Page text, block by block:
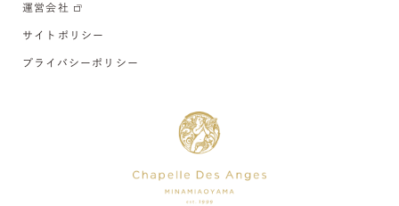
運営会社
サイトポリシー
プライバシーポリシー